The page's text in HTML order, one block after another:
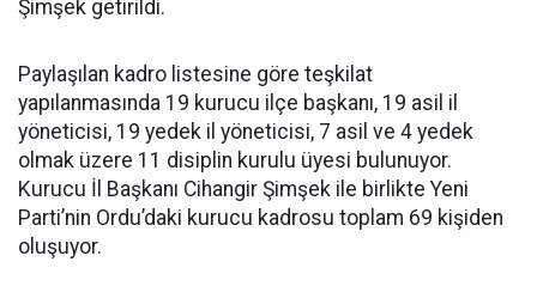
Şimşek getirildi.
Paylaşılan kadro listesine göre teşkilat
yapılanmasında 19 kurucu ilçe başkanı, 19 asil il
yöneticisi, 19 yedek il yöneticisi, 7 asil ve 4 yedek
olmak üzere 11 disiplin kurulu üyesi bulunuyor.
Kurucu İl Başkanı Cihangir Şimşek ile birlikte Yeni
Parti’nin Ordu’daki kurucu kadrosu toplam 69 kişiden
oluşuyor.